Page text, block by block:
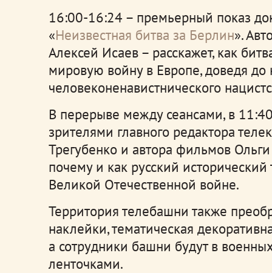
16:00-16:24 – премьерный показ
«Неизвестная битва за Берлин».
Алексей Исаев – расскажет, как
мировую войну в Европе, доведя до
человеконенавистнического
В перерыве между сеансами, в
зрителями главного редактора
Трегубенко и автора фильмов Ольги
почему и как русский
Великой Отечественной войне.
Территория телебашни также
наклейки, тематическая
а сотрудники башни будут в
ленточками.